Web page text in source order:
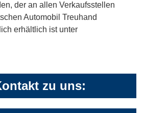
der an allen Verkaufsstellen
Automobil Treuhand
erhältlich ist unter
zu uns: